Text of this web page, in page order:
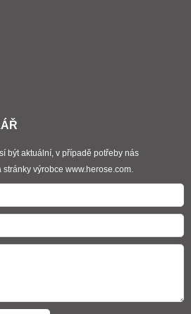
být aktuální, v případě potřeby nás
výrobce www.herose.com.